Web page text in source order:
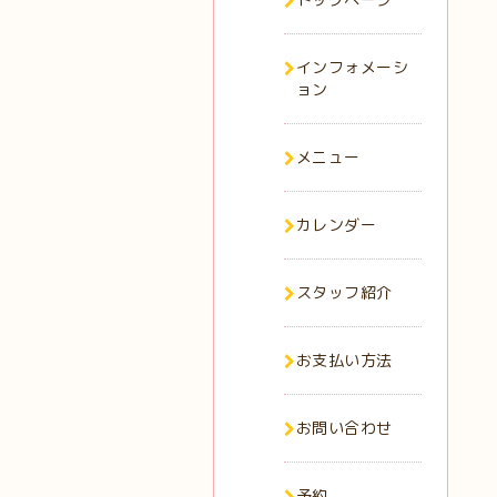
インフォメーシ
ョン
メニュー
カレンダー
スタッフ紹介
お支払い方法
お問い合わせ